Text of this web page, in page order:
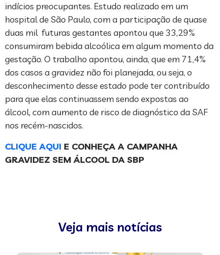
indícios preocupantes. Estudo realizado em um
hospital de São Paulo, com a participação de quase
duas mil futuras gestantes apontou que 33,29%
consumiram bebida alcoólica em algum momento da
gestação. O trabalho apontou, ainda, que em 71,4%
dos casos a gravidez não foi planejada, ou seja, o
desconhecimento desse estado pode ter contribuído
para que elas continuassem sendo expostas ao
álcool, com aumento de risco de diagnóstico da SAF
nos recém-nascidos.
CLIQUE AQUI E CONHEÇA A CAMPANHA
GRAVIDEZ SEM ÁLCOOL DA SBP
Veja mais notícias